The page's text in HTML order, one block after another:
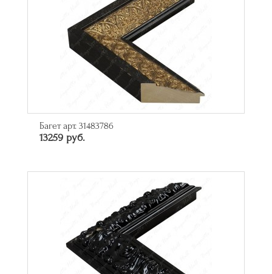
Багет арт. 31483786
13259 руб.